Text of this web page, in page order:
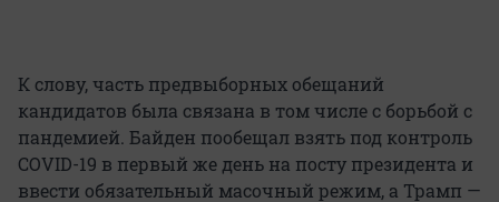
К слову, часть предвыборных обещаний
кандидатов была связана в том числе с борьбой с
пандемией. Байден пообещал взять под контроль
COVID-19 в первый же день на посту президента и
ввести обязательный масочный режим, а Трамп —